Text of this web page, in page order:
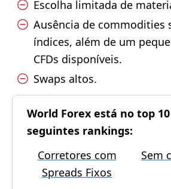
Escolha limitada de
Ausência de commodities
índices, além de um
CFDs disponíveis.
Swaps altos.
World Forex está no top
seguintes rankings:
Corretores com
Spreads Fixos
Sem